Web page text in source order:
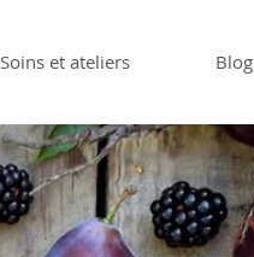
Soins et ateliers Blog